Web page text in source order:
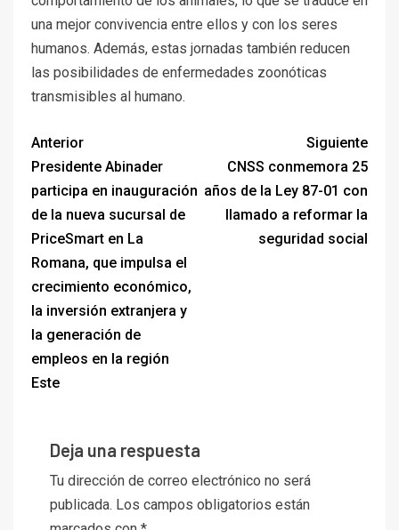
una mejor convivencia entre ellos y con los seres
humanos. Además, estas jornadas también reducen
las posibilidades de enfermedades zoonóticas
transmisibles al humano.
Anterior
Presidente Abinader
participa en inauguración
de la nueva sucursal de
PriceSmart en La
Romana, que impulsa el
crecimiento económico,
la inversión extranjera y
la generación de
empleos en la región
Este
Siguiente
CNSS conmemora 25
años de la Ley 87-01 con
llamado a reformar la
seguridad social
Deja una respuesta
Tu dirección de correo electrónico no será
publicada. Los campos obligatorios están